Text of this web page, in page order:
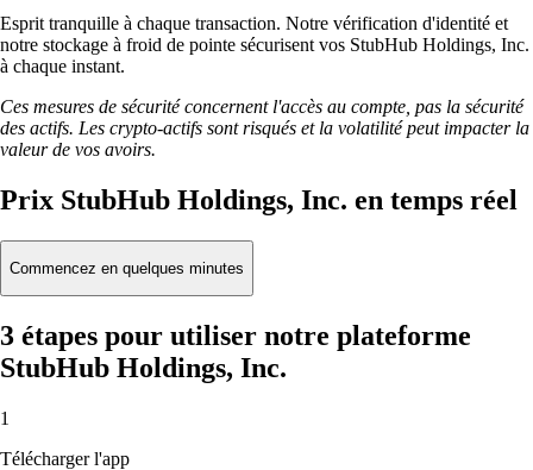
Esprit tranquille à chaque transaction. Notre vérification d'identité et
notre stockage à froid de pointe sécurisent vos StubHub Holdings, Inc.
à chaque instant.
Ces mesures de sécurité concernent l'accès au compte, pas la sécurité
des actifs. Les crypto-actifs sont risqués et la volatilité peut impacter la
valeur de vos avoirs.
Prix StubHub Holdings, Inc. en temps réel
Commencez en quelques minutes
3 étapes pour utiliser notre plateforme
StubHub Holdings, Inc.
1
Télécharger l'app